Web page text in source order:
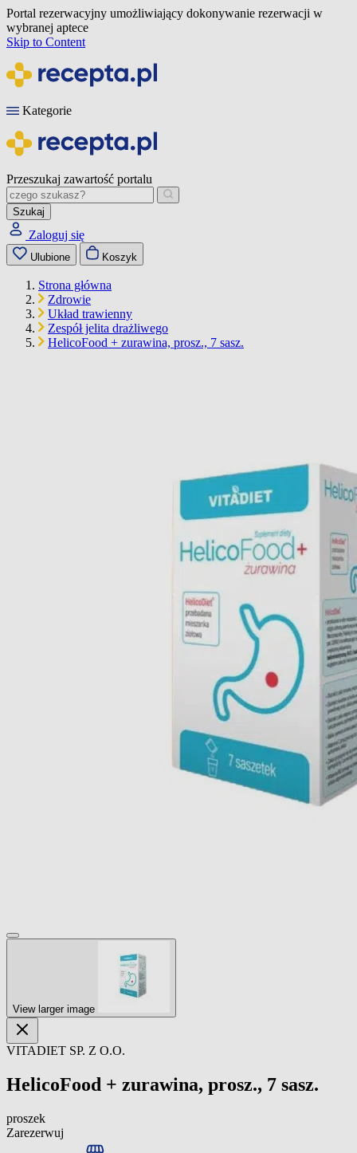
Portal rezerwacyjny umożliwiający dokonywanie rezerwacji w
wybranej aptece
Skip to Content
Kategorie
Przeszukaj zawartość portalu
Szukaj
Zaloguj się
Ulubione Koszyk
Strona główna
Zdrowie
Układ trawienny
Zespół jelita drażliwego
HelicoFood + zurawina, prosz., 7 sasz.
View larger image
VITADIET SP. Z O.O.
HelicoFood + zurawina, prosz., 7 sasz.
proszek
Zarezerwuj